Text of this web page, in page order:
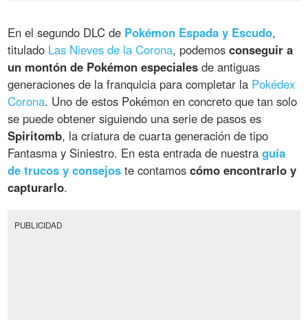
En el segundo DLC de Pokémon Espada y Escudo,
titulado Las Nieves de la Corona, podemosconseguir a
un montón de Pokémon especiales de antiguas
generaciones de la franquicia para completar la Pokédex
Corona. Uno de estos Pokémon en concreto que tan solo
se puede obtener siguiendo una serie de pasos es
Spiritomb, la criatura de cuarta generación de tipo
Fantasma y Siniestro. En esta entrada de nuestraguía
de trucos y consejos te contamoscómo encontrarlo y
capturarlo.
PUBLICIDAD